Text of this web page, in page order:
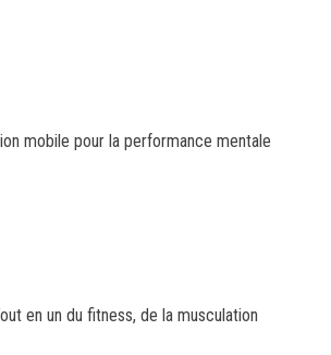
mobile pour la performance mentale
en un du fitness, de la musculation